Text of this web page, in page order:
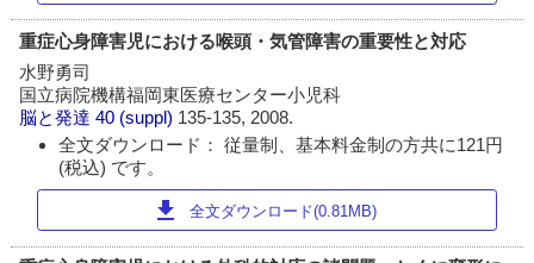
重症心身障害児における喉頭・気管障害の重要性と対応
水野勇司
国立病院機構福岡東医療センター小児科
脳と発達 40 (suppl) 135-135, 2008.
全文ダウンロード： 従量制、基本料金制の方共に121円
(税込) です。
download 全文ダウンロード(0.81MB)